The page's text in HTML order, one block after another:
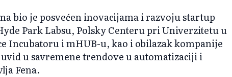
bio je posvećen inovacijama i razvoju startup
Park Labsu, Polsky Centeru pri Univerzitetu u
Incubatoru i mHUB-u, kao i obilazak kompanije
u savremene trendove u automatizaciji i
Fena.